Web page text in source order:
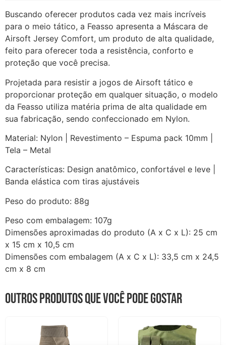
Buscando oferecer produtos cada vez mais incríveis
para o meio tático, a Feasso apresenta a Máscara de
Airsoft Jersey Comfort, um produto de alta qualidade,
feito para oferecer toda a resistência, conforto e
proteção que você precisa.
Projetada para resistir a jogos de Airsoft tático e
proporcionar proteção em qualquer situação, o modelo
da Feasso utiliza matéria prima de alta qualidade em
sua fabricação, sendo confeccionado em Nylon.
Material: Nylon | Revestimento – Espuma pack 10mm |
Tela – Metal
Características: Design anatômico, confortável e leve |
Banda elástica com tiras ajustáveis
Peso do produto: 88g
Peso com embalagem: 107g
Dimensões aproximadas do produto (A x C x L): 25 cm
x 15 cm x 10,5 cm
Dimensões com embalagem (A x C x L): 33,5 cm x 24,5
cm x 8 cm
Outros produtos que você pode gostar